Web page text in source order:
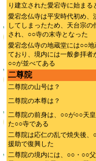
り建立された愛宕寺に始まる
愛宕念仏寺は平安時代初め、
してしまったため、天台宗
され、○○寺の末寺となった
愛宕念仏寺の地蔵堂には○○
ており、境内には一般参拝者
○○が並べてある
二尊院
二尊院の山号は？
二尊院の本尊は？
二尊院の前身は、○○が○○天
た○○寺である
二尊院は応仁の乱で焼失後
援助で復興した
二尊院の境内には、○○・○○